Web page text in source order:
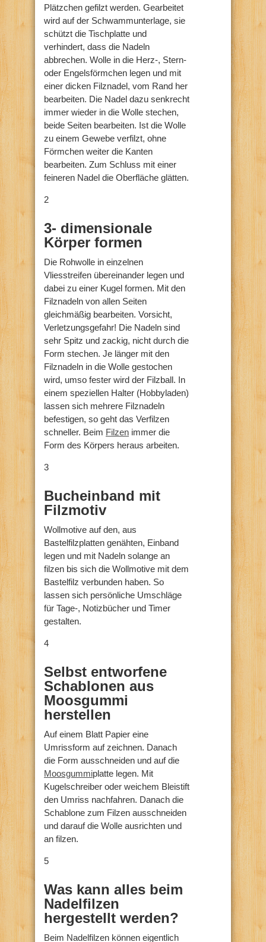
Plätzchen gefilzt werden. Gearbeitet
wird auf der Schwammunterlage, sie
schützt die Tischplatte und
verhindert, dass die Nadeln
abbrechen. Wolle in die Herz-, Stern-
oder Engelsförmchen legen und mit
einer dicken Filznadel, vom Rand her
bearbeiten. Die Nadel dazu senkrecht
immer wieder in die Wolle stechen,
beide Seiten bearbeiten. Ist die Wolle
zu einem Gewebe verfilzt, ohne
Förmchen weiter die Kanten
bearbeiten. Zum Schluss mit einer
feineren Nadel die Oberfläche glätten.
2
3- dimensionale
Körper formen
Die Rohwolle in einzelnen
Vliesstreifen übereinander legen und
dabei zu einer Kugel formen. Mit den
Filznadeln von allen Seiten
gleichmäßig bearbeiten. Vorsicht,
Verletzungsgefahr! Die Nadeln sind
sehr Spitz und zackig, nicht durch die
Form stechen. Je länger mit den
Filznadeln in die Wolle gestochen
wird, umso fester wird der Filzball. In
einem speziellen Halter (Hobbyladen)
lassen sich mehrere Filznadeln
befestigen, so geht das Verfilzen
schneller. Beim Filzen immer die
Form des Körpers heraus arbeiten.
3
Bucheinband mit
Filzmotiv
Wollmotive auf den, aus
Bastelfilzplatten genähten, Einband
legen und mit Nadeln solange an
filzen bis sich die Wollmotive mit dem
Bastelfilz verbunden haben. So
lassen sich persönliche Umschläge
für Tage-, Notizbücher und Timer
gestalten.
4
Selbst entworfene
Schablonen aus
Moosgummi
herstellen
Auf einem Blatt Papier eine
Umrissform auf zeichnen. Danach
die Form ausschneiden und auf die
Moosgummiplatte legen. Mit
Kugelschreiber oder weichem Bleistift
den Umriss nachfahren. Danach die
Schablone zum Filzen ausschneiden
und darauf die Wolle ausrichten und
an filzen.
5
Was kann alles beim
Nadelfilzen
hergestellt werden?
Beim Nadelfilzen können eigentlich